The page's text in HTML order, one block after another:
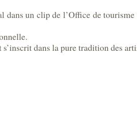
un clip de l’Office de
dans la pure tradition des